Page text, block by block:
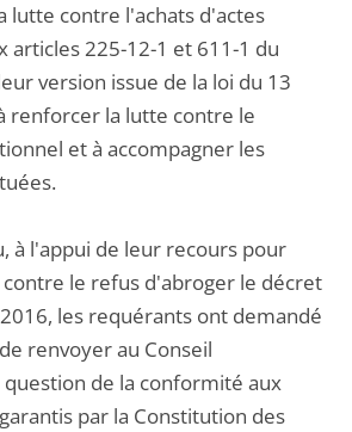
lutte contre l'achats d'actes
articles 225-12-1 et 611-1 du
version issue de la loi du 13
renforcer la lutte contre le
et à accompagner les
à l'appui de leur recours pour
le refus d'abroger le décret
les requérants ont demandé
renvoyer au Conseil
de la conformité aux
par la Constitution des